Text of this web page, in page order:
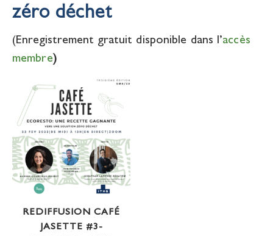
zéro déchet
(Enregistrement gratuit disponible dans l’accès
membre)
REDIFFUSION CAFÉ
JASETTE #3-